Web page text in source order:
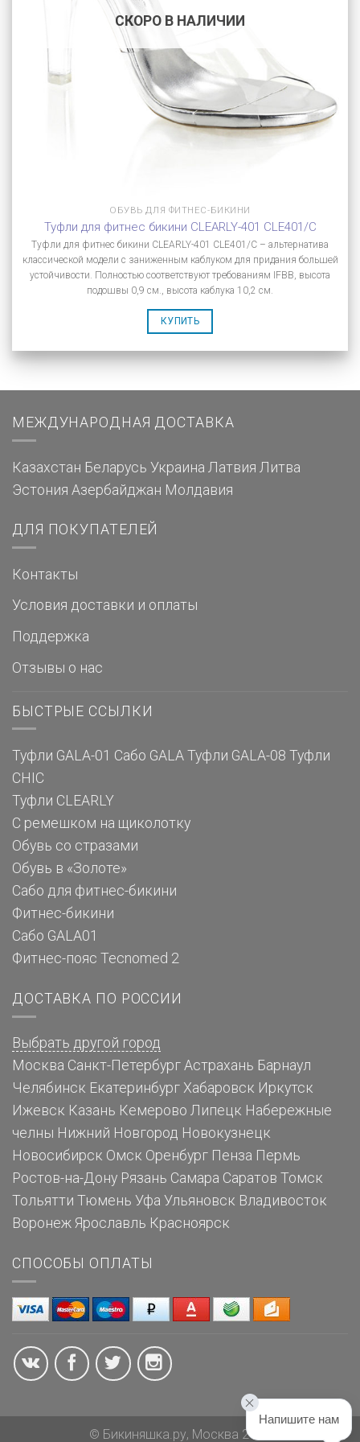
СКОРО В НАЛИЧИИ
ОБУВЬ ДЛЯ ФИТНЕС-БИКИНИ
Туфли для фитнес бикини CLEARLY-401 CLE401/C
Туфли для фитнес бикини CLEARLY-401 CLE401/C – альтернатива
классической модели с заниженным каблуком для придания большей
устойчивости. Полностью соответствуют требованиям IFBB, высота
подошвы 0,9 см., высота каблука 10,2 см.
КУПИТЬ
МЕЖДУНАРОДНАЯ ДОСТАВКА
Казахстан Беларусь Украина Латвия Литва
Эстония Азербайджан Молдавия
ДЛЯ ПОКУПАТЕЛЕЙ
Контакты
Условия доставки и оплаты
Поддержка
Отзывы о нас
БЫСТРЫЕ ССЫЛКИ
Туфли GALA-01 Сабо GALA Туфли GALA-08 Туфли
CHIC
Туфли CLEARLY
С ремешком на щиколотку
Обувь со стразами
Обувь в «Золоте»
Сабо для фитнес-бикини
Фитнес-бикини
Сабо GALA01
Фитнес-пояс Tecnomed 2
ДОСТАВКА ПО РОССИИ
Выбрать другой город
Москва Санкт-Петербург Астрахань Барнаул
Челябинск Екатеринбург Хабаровск Иркутск
Ижевск Казань Кемерово Липецк Набережные
челны Нижний Новгород Новокузнецк
Новосибирск Омск Оренбург Пенза Пермь
Ростов-на-Дону Рязань Самара Саратов Томск
Тольятти Тюмень Уфа Ульяновск Владивосток
Воронеж Ярославль Красноярск
СПОСОБЫ ОПЛАТЫ
© Бикиняшка.ру, Москва 2026
Напишите нам